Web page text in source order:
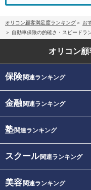
オリコン顧客満足度ランキング お
自動車保険の的確さ・スピードラ
オリコン
保険関連ランキング
金融関連ランキング
塾関連ランキング
スクール関連ランキング
美容関連ランキング